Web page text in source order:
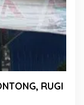
RUGI